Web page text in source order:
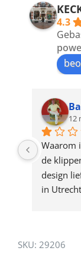
address
product
4.3
12
Waarom
de
design
in
SKU: 29206